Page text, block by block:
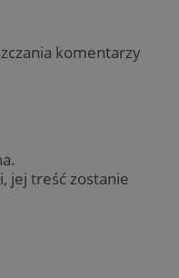
komentarzy
jej treść zostanie